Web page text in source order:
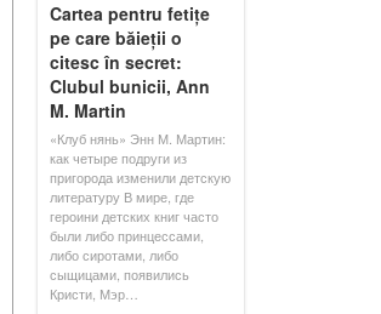
Cartea pentru fetițe
pe care băieții o
citesc în secret:
Clubul bunicii, Ann
M. Martin
«Клуб нянь» Энн М. Мартин:
как четыре подруги из
пригорода изменили детскую
литературу В мире, где
героини детских книг часто
были либо принцессами,
либо сиротами, либо
сыщицами, появились
Кристи, Мэр…